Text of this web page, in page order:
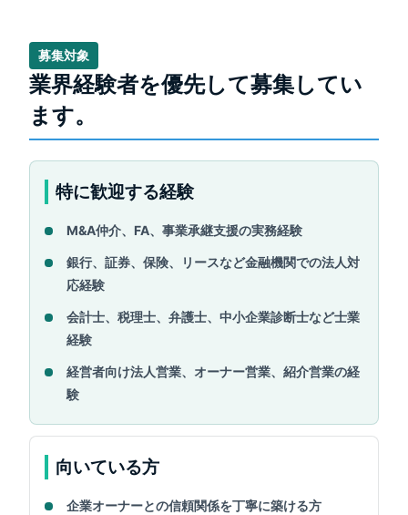
募集対象
業界経験者を優先して募集してい
ます。
特に歓迎する経験
M&A仲介、FA、事業承継支援の実務経験
銀行、証券、保険、リースなど金融機関での法人対
応経験
会計士、税理士、弁護士、中小企業診断士など士業
経験
経営者向け法人営業、オーナー営業、紹介営業の経
験
向いている方
企業オーナーとの信頼関係を丁寧に築ける方